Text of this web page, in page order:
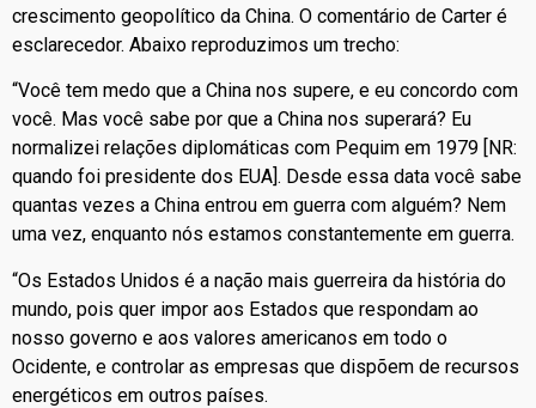
crescimento geopolítico da China. O comentário de Carter é
esclarecedor. Abaixo reproduzimos um trecho:
“Você tem medo que a China nos supere, e eu concordo com
você. Mas você sabe por que a China nos superará? Eu
normalizei relações diplomáticas com Pequim em 1979 [NR:
quando foi presidente dos EUA]. Desde essa data você sabe
quantas vezes a China entrou em guerra com alguém? Nem
uma vez, enquanto nós estamos constantemente em guerra.
“Os Estados Unidos é a nação mais guerreira da história do
mundo, pois quer impor aos Estados que respondam ao
nosso governo e aos valores americanos em todo o
Ocidente, e controlar as empresas que dispõem de recursos
energéticos em outros países.